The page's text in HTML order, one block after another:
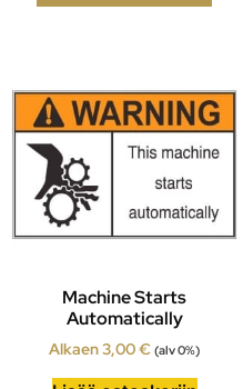
Machine Starts
Automatically
Alkaen3,00€ (alv 0%)